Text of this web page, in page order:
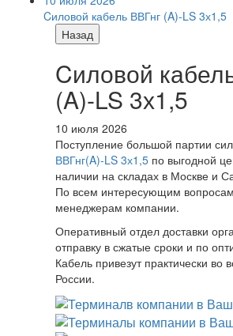
Cиловой кабель ВВГнг (A)-LS 3х1,5
Назад
Cиловой
(A)-LS 3х1,5
10 июля 2026
Поступление большой партии
ВВГнг(A)-LS 3х1,5 по выгодной
наличии на складах в Москве и
По всем интересующим
менеджерам компании.
Оперативный отдел доставки
отправку в сжатые сроки и по
Кабель привезут практически во
России.